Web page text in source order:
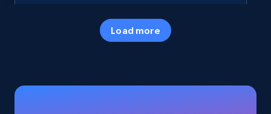
Specifications, Image urls, Top reviews, and
Load more